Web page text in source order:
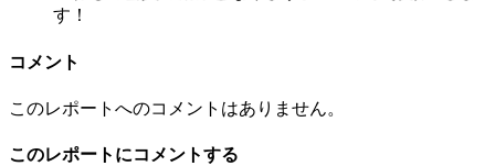
す！
コメント
このレポートへのコメントはありません。
このレポートにコメントする